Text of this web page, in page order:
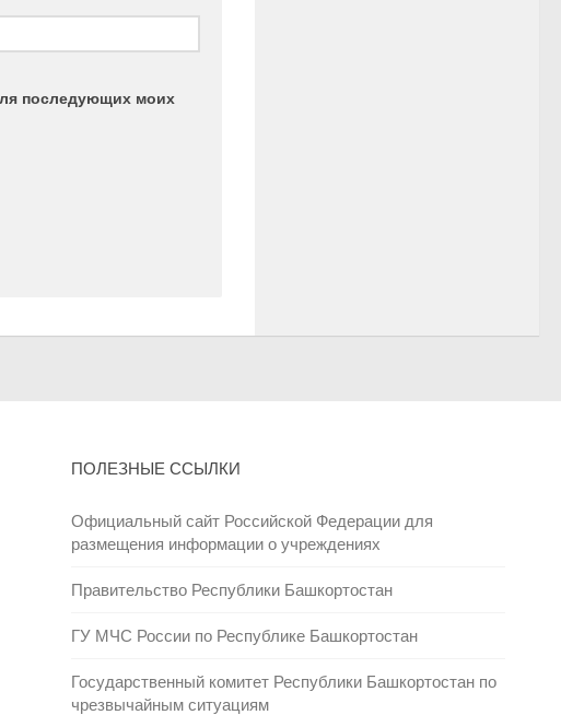
последующих моих
ПОЛЕЗНЫЕ ССЫЛКИ
Официальный сайт Российской Федерации для
размещения информации о учреждениях
Правительство Республики Башкортостан
ГУ МЧС России по Республике Башкортостан
Государственный комитет Республики Башкортостан по
чрезвычайным ситуациям